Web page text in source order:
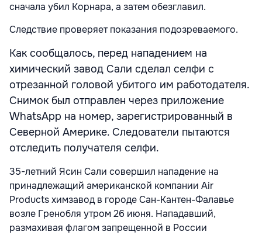
сначала убил Корнара, а затем обезглавил.
Следствие проверяет показания подозреваемого.
Как сообщалось, перед нападением на
химический завод Сали сделал селфи с
отрезанной головой убитого им работодателя.
Снимок был отправлен через приложение
WhatsApp на номер, зарегистрированный в
Северной Америке. Следователи пытаются
отследить получателя селфи.
35-летний Ясин Сали совершил нападение на
принадлежащий американской компании Air
Products химзавод в городе Сан-Кантен-Фалавье
возле Гренобля утром 26 июня. Нападавший,
размахивая флагом запрещенной в России